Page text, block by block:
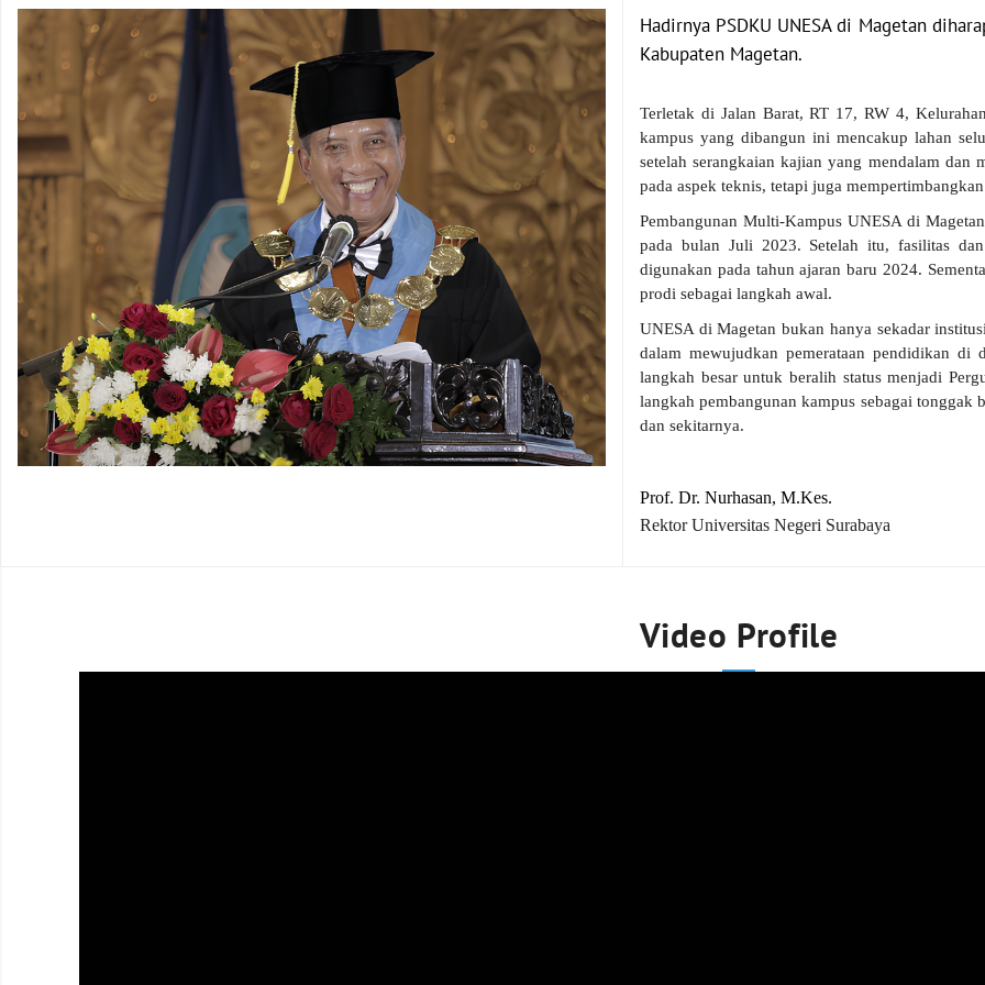
Hadirnya PSDKU UNESA di Magetan
Kabupaten Magetan.
Terletak di Jalan Barat, RT 17, RW 4,
kampus yang dibangun ini mencakup lahan
setelah serangkaian kajian yang mendalam dan
pada aspek teknis, tetapi juga
Pembangunan Multi-Kampus UNESA di
pada bulan Juli 2023. Setelah itu, fasilitas
digunakan pada tahun ajaran baru 2024.
prodi sebagai langkah awal.
UNESA di Magetan bukan hanya sekadar
dalam mewujudkan pemerataan pendidikan di
langkah besar untuk beralih status menjadi
langkah pembangunan kampus sebagai tonggak
dan sekitarnya.
Prof. Dr. Nurhasan, M.Kes.
Rektor Universitas Negeri Surabaya
Video Profile